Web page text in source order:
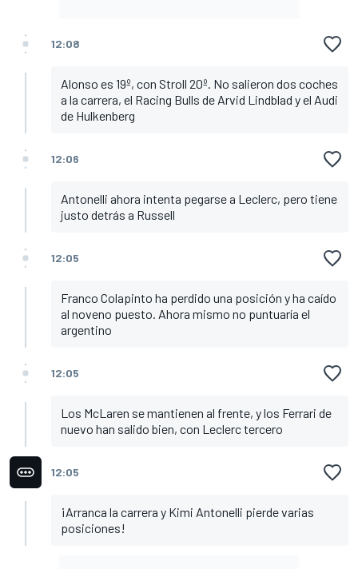
12:08
Alonso es 19º, con Stroll 20º. No salieron dos coches
a la carrera, el Racing Bulls de Arvid Lindblad y el Audi
de Hulkenberg
12:06
Antonelli ahora intenta pegarse a Leclerc, pero tiene
justo detrás a Russell
12:05
Franco Colapinto ha perdido una posición y ha caído
al noveno puesto. Ahora mismo no puntuaría el
argentino
12:05
Los McLaren se mantienen al frente, y los Ferrari de
nuevo han salido bien, con Leclerc tercero
12:05
¡Arranca la carrera y Kimi Antonelli pierde varias
posiciones!